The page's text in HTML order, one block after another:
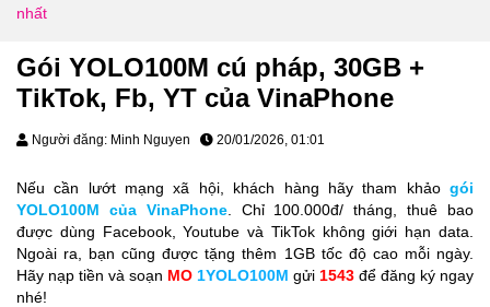
nhất
Gói YOLO100M cú pháp, 30GB +
TikTok, Fb, YT của VinaPhone
Người đăng: Minh Nguyen 20/01/2026, 01:01
Nếu cần lướt mạng xã hội, khách hàng hãy tham khảo gói
YOLO100M của VinaPhone. Chỉ 100.000đ/ tháng, thuê bao
được dùng Facebook, Youtube và TikTok không giới hạn data.
Ngoài ra, bạn cũng được tặng thêm 1GB tốc độ cao mỗi ngày.
Hãy nạp tiền và soạn MO 1YOLO100M gửi 1543 để đăng ký ngay
nhé!